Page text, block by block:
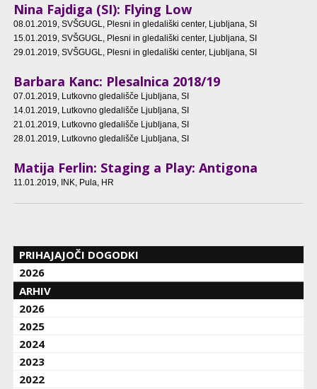
Nina Fajdiga (SI): Flying Low
08.01.2019, SVŠGUGL, Plesni in gledališki center, Ljubljana, SI
15.01.2019, SVŠGUGL, Plesni in gledališki center, Ljubljana, SI
29.01.2019, SVŠGUGL, Plesni in gledališki center, Ljubljana, SI
Barbara Kanc: Plesalnica 2018/19
07.01.2019, Lutkovno gledališče Ljubljana, SI
14.01.2019, Lutkovno gledališče Ljubljana, SI
21.01.2019, Lutkovno gledališče Ljubljana, SI
28.01.2019, Lutkovno gledališče Ljubljana, SI
Matija Ferlin: Staging a Play: Antigona
11.01.2019, INK, Pula, HR
PRIHAJAJOČI DOGODKI
2026
ARHIV
2026
2025
2024
2023
2022